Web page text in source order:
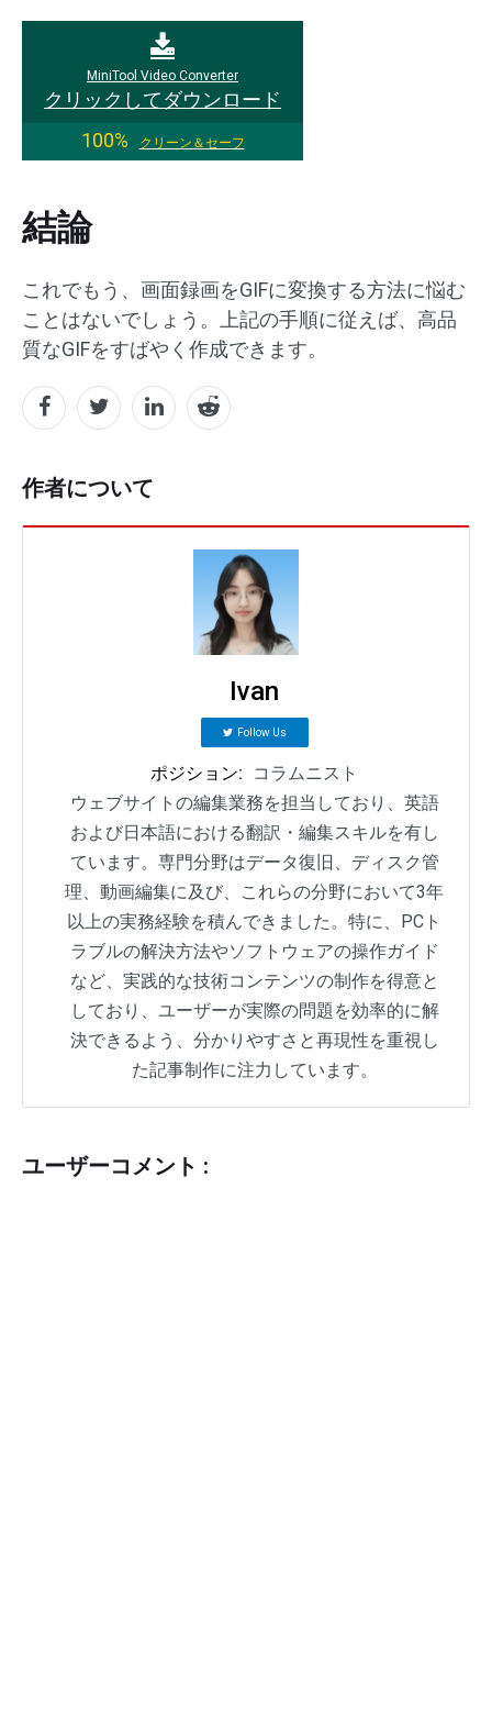
MiniTool Video Converter
クリックしてダウンロード
100%
クリーン＆セーフ
結論
これでもう、画面録画をGIFに変換する方法に悩む
ことはないでしょう。上記の手順に従えば、高品
質なGIFをすばやく作成できます。
作者について
Ivan
Follow Us
ポジション:
コラムニスト
ウェブサイトの編集業務を担当しており、英語
および日本語における翻訳・編集スキルを有し
ています。専門分野はデータ復旧、ディスク管
理、動画編集に及び、これらの分野において3年
以上の実務経験を積んできました。特に、PCト
ラブルの解決方法やソフトウェアの操作ガイド
など、実践的な技術コンテンツの制作を得意と
しており、ユーザーが実際の問題を効率的に解
決できるよう、分かりやすさと再現性を重視し
た記事制作に注力しています。
ユーザーコメント :